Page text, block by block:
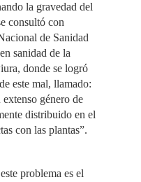
la gravedad del
consultó con
de Sanidad
sanidad de la
donde se logró
este mal, llamado:
género de
distribuido en el
con las plantas”.
problema es el